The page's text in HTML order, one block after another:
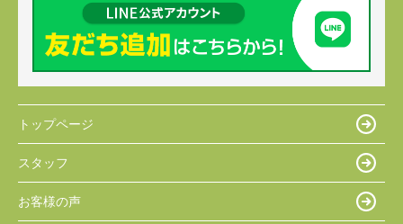
トップページ
スタッフ
お客様の声